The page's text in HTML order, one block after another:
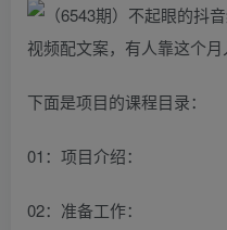
下面是项目的课程目录：
01：项目介绍：
02：准备工作：